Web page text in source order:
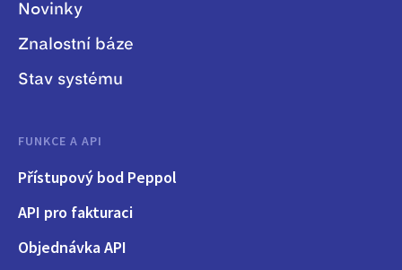
Novinky
Znalostní báze
Stav systému
FUNKCE A API
Přístupový bod Peppol
API pro fakturaci
Objednávka API